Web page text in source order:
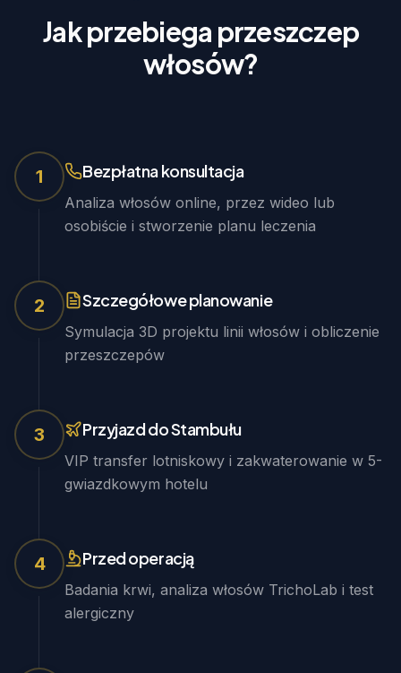
Jak przebiega przeszczep
włosów?
1 Bezpłatna konsultacja
Analiza włosów online, przez wideo lub
osobiście i stworzenie planu leczenia
2 Szczegółowe planowanie
Symulacja 3D projektu linii włosów i obliczenie
przeszczepów
3 Przyjazd do Stambułu
VIP transfer lotniskowy i zakwaterowanie w 5-
gwiazdkowym hotelu
4 Przed operacją
Badania krwi, analiza włosów TrichoLab i test
alergiczny